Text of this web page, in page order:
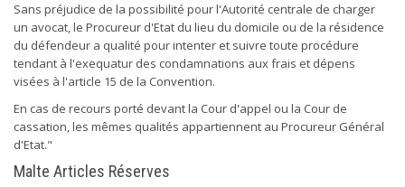
Sans préjudice de la possibilité pour l'Autorité centrale de charger
un avocat, le Procureur d'Etat du lieu du domicile ou de la résidence
du défendeur a qualité pour intenter et suivre toute procédure
tendant à l'exequatur des condamnations aux frais et dépens
visées à l'article 15 de la Convention.
En cas de recours porté devant la Cour d'appel ou la Cour de
cassation, les mêmes qualités appartiennent au Procureur Général
d'Etat."
Malte Articles Réserves